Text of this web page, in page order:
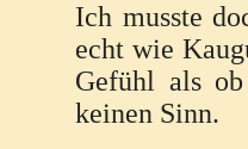
Ich musste
echt wie
Gefühl als
keinen Sinn.